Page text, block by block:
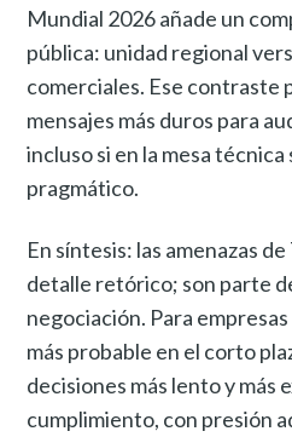
Mundial 2026 añade un
pública: unidad regional
comerciales. Ese contraste
mensajes más duros para
incluso si en la mesa
pragmático.
En síntesis: las amenazas
detalle retórico; son parte
negociación. Para
más probable en el corto
decisiones más lento y más
cumplimiento, con presión